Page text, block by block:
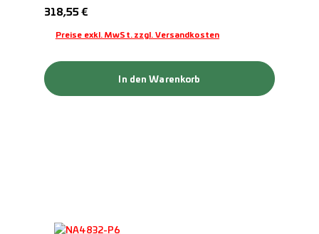
Regulärer Preis:
318,55 €
Preise exkl. MwSt. zzgl. Versandkosten
In den Warenkorb